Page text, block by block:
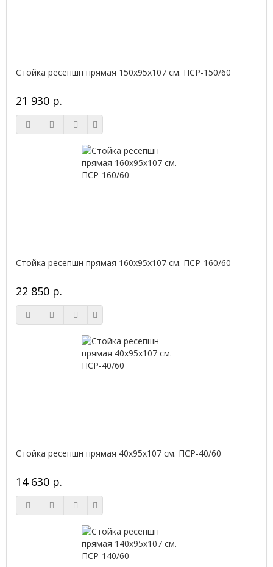
Стойка ресепшн прямая 150х95х107 см. ПСР-150/60
21 930 р.
Стойка ресепшн прямая 160х95х107 см. ПСР-160/60
22 850 р.
Стойка ресепшн прямая 40х95х107 см. ПСР-40/60
14 630 р.